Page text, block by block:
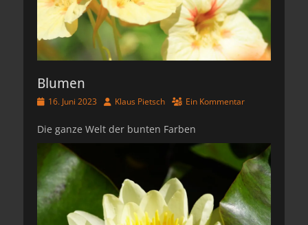
Blumen
Veröffentlicht
16. Juni 2023 AutorKlaus Pietsch Ein Kommentar
Die ganze Welt der bunten Farben